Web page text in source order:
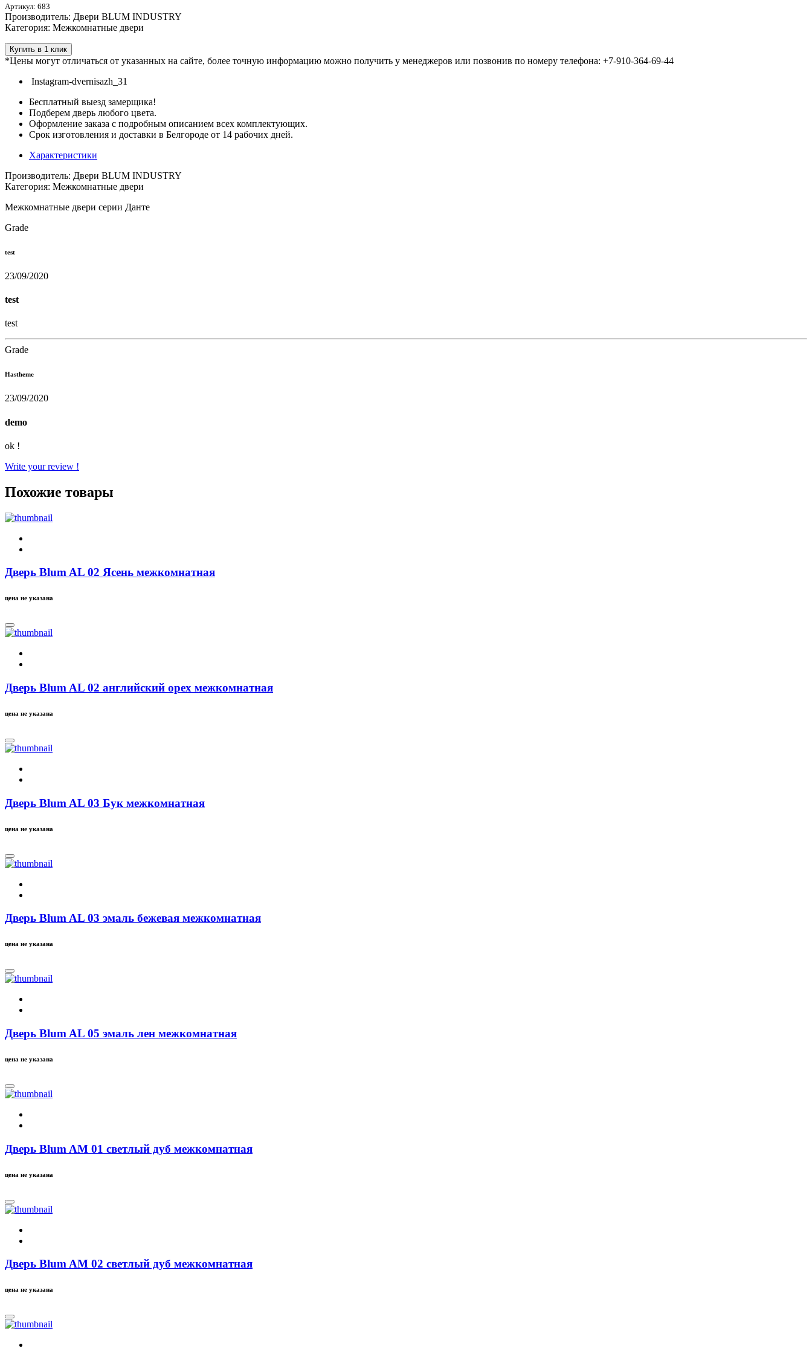
Артикул: 683
Производитель: Двери BLUM INDUSTRY
Категория: Межкомнатные двери
Купить в 1 клик
*Цены могут отличаться от указанных на сайте, более точную информацию можно получить у менеджеров или позвонив по номеру телефона: +7-910-364-69-44
Instagram-dvernisazh_31
Бесплатный выезд замерщика!
Подберем дверь любого цвета.
Оформление заказа с подробным описанием всех комплектующих.
Срок изготовления и доставки в Белгороде от 14 рабочих дней.
Характеристики
Производитель: Двери BLUM INDUSTRY
Категория: Межкомнатные двери
Межкомнатные двери серии Данте
Grade
test
23/09/2020
test
test
Grade
Hastheme
23/09/2020
demo
ok !
Write your review !
Похожие товары
Дверь Blum AL 02 Ясень межкомнатная
цена не указана
Дверь Blum AL 02 английский орех межкомнатная
цена не указана
Дверь Blum AL 03 Бук межкомнатная
цена не указана
Дверь Blum AL 03 эмаль бежевая межкомнатная
цена не указана
Дверь Blum AL 05 эмаль лен межкомнатная
цена не указана
Дверь Blum AM 01 светлый дуб межкомнатная
цена не указана
Дверь Blum AM 02 светлый дуб межкомнатная
цена не указана